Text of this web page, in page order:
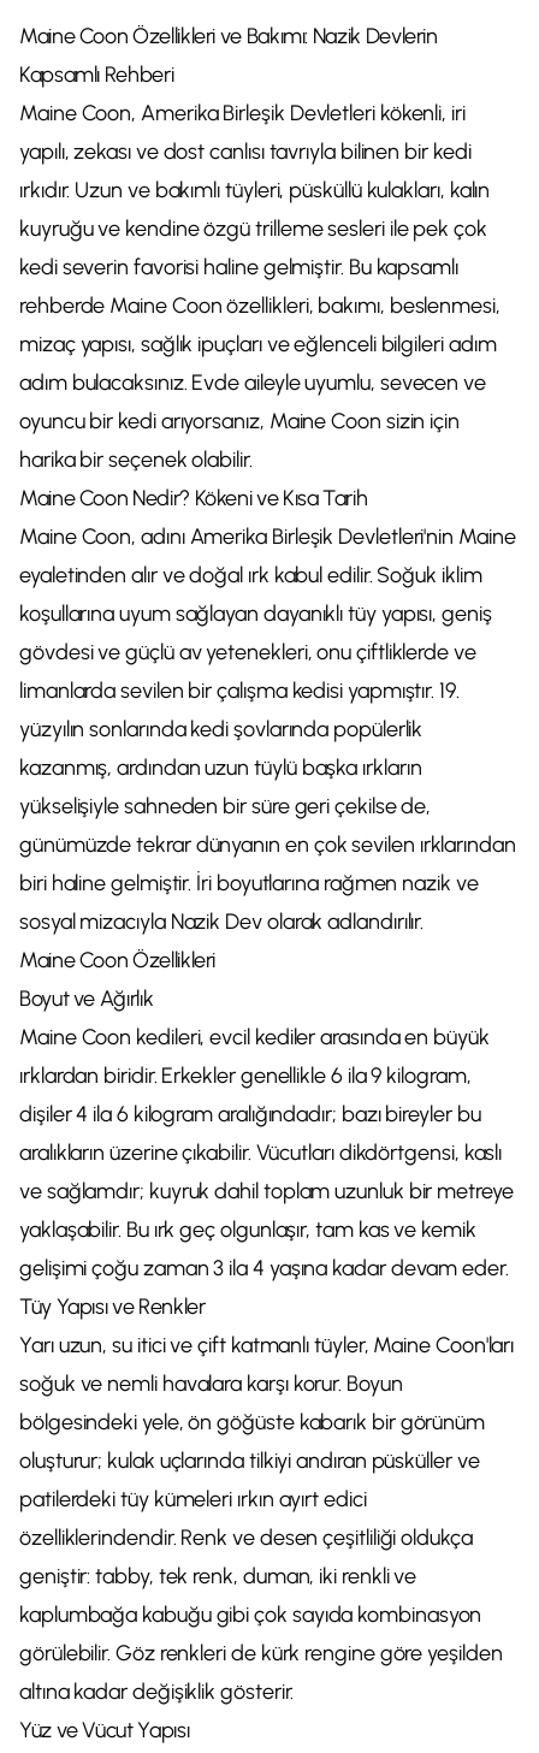
Maine Coon Özellikleri ve Bakımı: Nazik Devlerin
Kapsamlı Rehberi
Maine Coon, Amerika Birleşik Devletleri kökenli, iri
yapılı, zekası ve dost canlısı tavrıyla bilinen bir kedi
ırkıdır. Uzun ve bakımlı tüyleri, püsküllü kulakları, kalın
kuyruğu ve kendine özgü trilleme sesleri ile pek çok
kedi severin favorisi haline gelmiştir. Bu kapsamlı
rehberde Maine Coon özellikleri, bakımı, beslenmesi,
mizaç yapısı, sağlık ipuçları ve eğlenceli bilgileri adım
adım bulacaksınız. Evde aileyle uyumlu, sevecen ve
oyuncu bir kedi arıyorsanız, Maine Coon sizin için
harika bir seçenek olabilir.
Maine Coon Nedir? Kökeni ve Kısa Tarih
Maine Coon, adını Amerika Birleşik Devletleri'nin Maine
eyaletinden alır ve doğal ırk kabul edilir. Soğuk iklim
koşullarına uyum sağlayan dayanıklı tüy yapısı, geniş
gövdesi ve güçlü av yetenekleri, onu çiftliklerde ve
limanlarda sevilen bir çalışma kedisi yapmıştır. 19.
yüzyılın sonlarında kedi şovlarında popülerlik
kazanmış, ardından uzun tüylü başka ırkların
yükselişiyle sahneden bir süre geri çekilse de,
günümüzde tekrar dünyanın en çok sevilen ırklarından
biri haline gelmiştir. İri boyutlarına rağmen nazik ve
sosyal mizacıyla Nazik Dev olarak adlandırılır.
Maine Coon Özellikleri
Boyut ve Ağırlık
Maine Coon kedileri, evcil kediler arasında en büyük
ırklardan biridir. Erkekler genellikle 6 ila 9 kilogram,
dişiler 4 ila 6 kilogram aralığındadır; bazı bireyler bu
aralıkların üzerine çıkabilir. Vücutları dikdörtgensi, kaslı
ve sağlamdır; kuyruk dahil toplam uzunluk bir metreye
yaklaşabilir. Bu ırk geç olgunlaşır, tam kas ve kemik
gelişimi çoğu zaman 3 ila 4 yaşına kadar devam eder.
Tüy Yapısı ve Renkler
Yarı uzun, su itici ve çift katmanlı tüyler, Maine Coon'ları
soğuk ve nemli havalara karşı korur. Boyun
bölgesindeki yele, ön göğüste kabarık bir görünüm
oluşturur; kulak uçlarında tilkiyi andıran püsküller ve
patilerdeki tüy kümeleri ırkın ayırt edici
özelliklerindendir. Renk ve desen çeşitliliği oldukça
geniştir: tabby, tek renk, duman, iki renkli ve
kaplumbağa kabuğu gibi çok sayıda kombinasyon
görülebilir. Göz renkleri de kürk rengine göre yeşilden
altına kadar değişiklik gösterir.
Yüz ve Vücut Yapısı